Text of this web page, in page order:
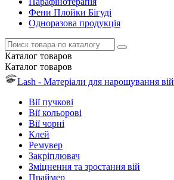
Фени Плойки Бігуді
Одноразова продукція
Каталог товаров
Каталог товаров
Lash - Матеріали для нарощування вій
Вії пучкові
Вії кольорові
Вії чорні
Клей
Ремувер
Закріплювач
Зміцнення та зростання вій
Праймер